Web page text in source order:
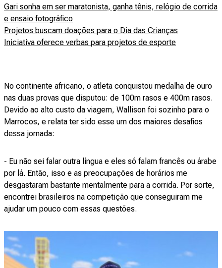
Gari sonha em ser maratonista, ganha tênis, relógio de corrida
e ensaio fotográfico
Projetos buscam doações para o Dia das Crianças
Iniciativa oferece verbas para projetos de esporte
No continente africano, o atleta conquistou medalha de ouro
nas duas provas que disputou: de 100m rasos e 400m rasos.
Devido ao alto custo da viagem, Wallison foi sozinho para o
Marrocos, e relata ter sido esse um dos maiores desafios
dessa jornada:
- Eu não sei falar outra língua e eles só falam francês ou árabe
por lá. Então, isso e as preocupações de horários me
desgastaram bastante mentalmente para a corrida. Por sorte,
encontrei brasileiros na competição que conseguiram me
ajudar um pouco com essas questões.